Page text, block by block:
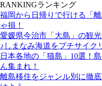
RANKINGランキング
福岡から日帰りで行ける「
ゃ損！
愛媛県今治市「大島」の観
♪しまなみ海道をプチサイク
日本各地の「猫島」10選！
ん集まれ！
離島移住をジャンル別に徹